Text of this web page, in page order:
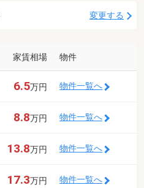
変更する
家賃相場 物件
6.5万円 物件一覧へ
8.8万円 物件一覧へ
13.8万円 物件一覧へ
17.3万円 物件一覧へ